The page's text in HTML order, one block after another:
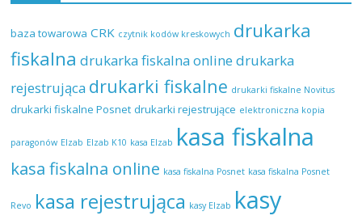
baza towarowa CRK czytnik kodów kreskowych drukarka
fiskalna drukarka fiskalna online drukarka
rejestrująca drukarki fiskalne drukarki fiskalne Novitus
drukarki fiskalne Posnet drukarki rejestrujące elektroniczna kopia
paragonów Elzab Elzab K10 kasa Elzab kasa fiskalna
kasa fiskalna online kasa fiskalna Posnet kasa fiskalna Posnet
Revo kasa rejestrująca kasy Elzab kasy